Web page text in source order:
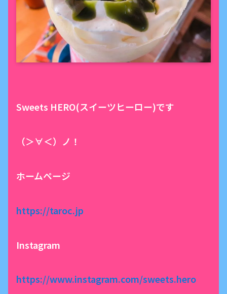
Sweets HERO(スイーツヒーロー)です
（＞∀＜）ノ！
ホームページ
https://taroc.jp
Instagram
https://www.instagram.com/sweets.hero